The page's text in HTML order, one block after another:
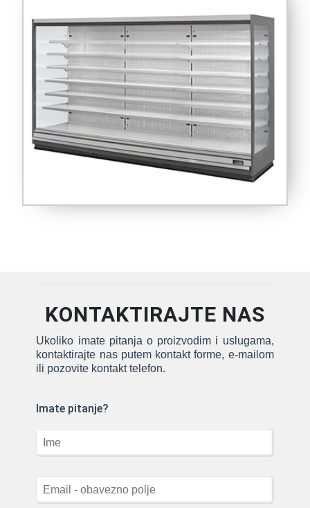
KONTAKTIRAJTE NAS
Ukoliko imate pitanja o proizvodim i uslugama,
kontaktirajte nas putem kontakt forme, e-mailom
ili pozovite kontakt telefon.
Imate pitanje?